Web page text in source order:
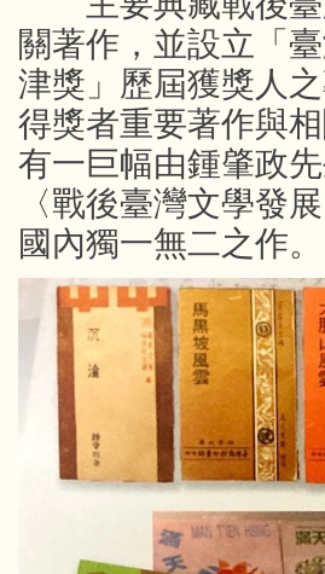
關著作，並設立「
津獎」歷屆獲獎人
得獎者重要著作與
有一巨幅由鍾肇政
〈戰後臺灣文學發
國內獨一無二之作。